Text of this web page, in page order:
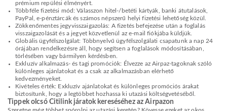
prémium repülési élményért.
Többféle fizetési mód: Válasszon hitel-/betéti kártyák, banki átutalások,
PayPal, e-pénztárcák és számos népszerű helyi fizetési lehetőség közül.
Zökkenőmentes jegyvisszaigazolás: A fizetés befejezése után a foglalás
visszaigazolását és a jegyet közvetlenül az e-mail fiókjába küldjük.
Globális ügyfélszolgálat: Többnyelvű ügyfélszolgálati csapatunk a nap 24
órájában rendelkezésre áll, hogy segítsen a foglalások módosításában,
törlésében vagy bármilyen kérdésben.
Exkluzív alkalmazás- és tagi promóciók: Élvezze az Airpaz-tagoknak szóló
különleges ajánlatokat és a csak az alkalmazásban elérhető
kedvezményeket.
Kivételes érték: Exkluzív ajánlatokat és különleges promóciós árakat
biztosítunk, hogy a legtöbbet hozhassa ki utazási költségvetéséből.
Tippek olcsó Citilink járatok kereséséhez az Airpazon